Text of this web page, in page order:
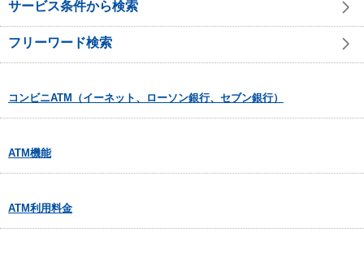
サービス条件から検索
フリーワード検索
コンビニATM（イーネット、ローソン銀行、セブン銀行）
ATM機能
ATM利用料金